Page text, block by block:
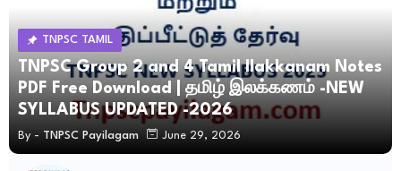
TNPSC TAMIL
TNPSC Group 2 and 4 Tamil Ilakkanam Notes
PDF Free Download | தமிழ் இலக்கணம் -NEW
SYLLABUS UPDATED -2026
By - TNPSC Payilagam June 29, 2026